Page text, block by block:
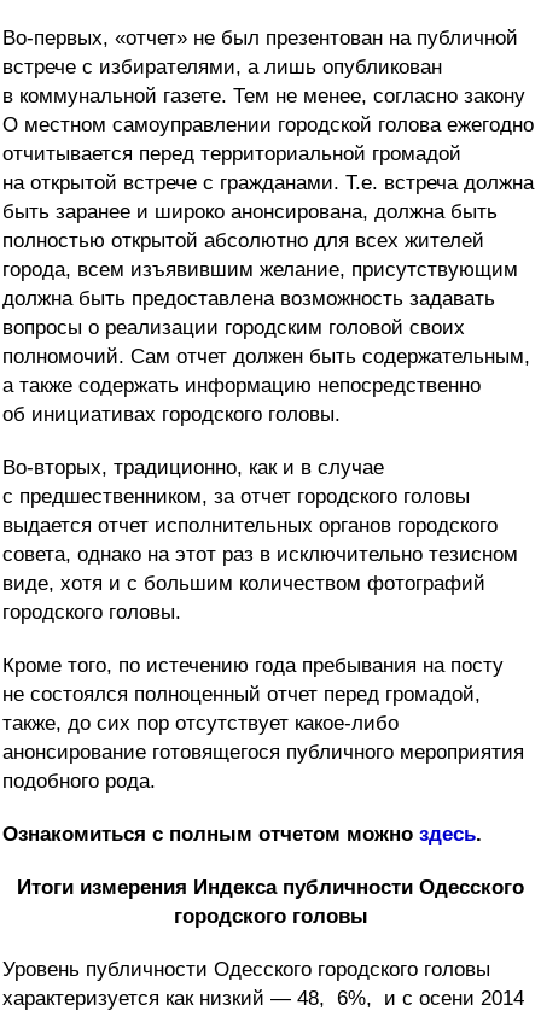
Во-первых, «отчет» не был презентован на публичной
встрече с избирателями, а лишь опубликован
в коммунальной газете. Тем не менее, согласно закону
О местном самоуправлении городской голова ежегодно
отчитывается перед территориальной громадой
на открытой встрече с гражданами. Т.е. встреча должна
быть заранее и широко анонсирована, должна быть
полностью открытой абсолютно для всех жителей
города, всем изъявившим желание, присутствующим
должна быть предоставлена возможность задавать
вопросы о реализации городским головой своих
полномочий. Сам отчет должен быть содержательным,
а также содержать информацию непосредственно
об инициативах городского головы.
Во-вторых, традиционно, как и в случае
с предшественником, за отчет городского головы
выдается отчет исполнительных органов городского
совета, однако на этот раз в исключительно тезисном
виде, хотя и с большим количеством фотографий
городского головы.
Кроме того, по истечению года пребывания на посту
не состоялся полноценный отчет перед громадой,
также, до сих пор отсутствует какое-либо
анонсирование готовящегося публичного мероприятия
подобного рода.
Ознакомиться с полным отчетом можно здесь.
Итоги измерения Индекса публичности Одесского
городского головы
Уровень публичности Одесского городского головы
характеризуется как низкий — 48, 6%, и с осени 2014